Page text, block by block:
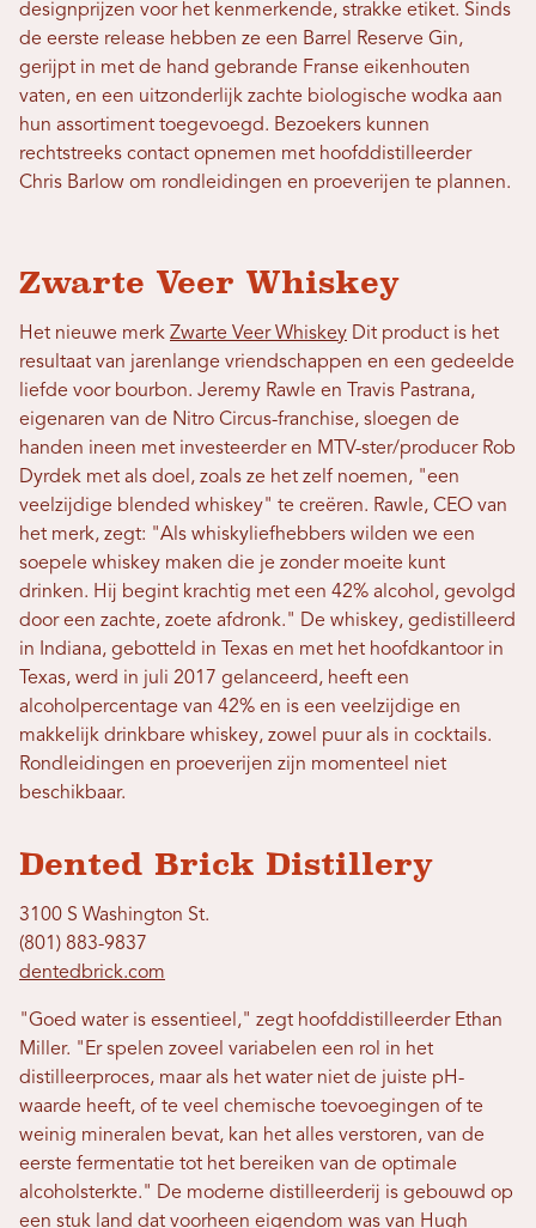
designprijzen voor het kenmerkende, strakke etiket. Sinds
de eerste release hebben ze een Barrel Reserve Gin,
gerijpt in met de hand gebrande Franse eikenhouten
vaten, en een uitzonderlijk zachte biologische wodka aan
hun assortiment toegevoegd. Bezoekers kunnen
rechtstreeks contact opnemen met hoofddistilleerder
Chris Barlow om rondleidingen en proeverijen te plannen.
Zwarte Veer Whiskey
Het nieuwe merk Zwarte Veer Whiskey Dit product is het
resultaat van jarenlange vriendschappen en een gedeelde
liefde voor bourbon. Jeremy Rawle en Travis Pastrana,
eigenaren van de Nitro Circus-franchise, sloegen de
handen ineen met investeerder en MTV-ster/producer Rob
Dyrdek met als doel, zoals ze het zelf noemen, "een
veelzijdige blended whiskey" te creëren. Rawle, CEO van
het merk, zegt: "Als whiskyliefhebbers wilden we een
soepele whiskey maken die je zonder moeite kunt
drinken. Hij begint krachtig met een 42% alcohol, gevolgd
door een zachte, zoete afdronk." De whiskey, gedistilleerd
in Indiana, gebotteld in Texas en met het hoofdkantoor in
Texas, werd in juli 2017 gelanceerd, heeft een
alcoholpercentage van 42% en is een veelzijdige en
makkelijk drinkbare whiskey, zowel puur als in cocktails.
Rondleidingen en proeverijen zijn momenteel niet
beschikbaar.
Dented Brick Distillery
3100 S Washington St.
(801) 883-9837
dentedbrick.com
"Goed water is essentieel," zegt hoofddistilleerder Ethan
Miller. "Er spelen zoveel variabelen een rol in het
distilleerproces, maar als het water niet de juiste pH-
waarde heeft, of te veel chemische toevoegingen of te
weinig mineralen bevat, kan het alles verstoren, van de
eerste fermentatie tot het bereiken van de optimale
alcoholsterkte." De moderne distilleerderij is gebouwd op
een stuk land dat voorheen eigendom was van Hugh